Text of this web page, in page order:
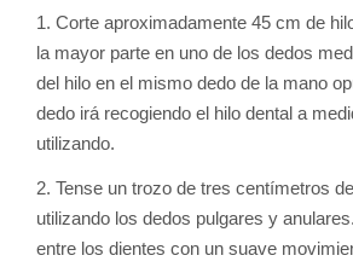
1. Corte aproximadamente 45 cm de
la mayor parte en uno de los dedos
del hilo en el mismo dedo de la mano
dedo irá recogiendo el hilo dental a
utilizando.
2. Tense un trozo de tres centímetros
utilizando los dedos pulgares y
entre los dientes con un suave